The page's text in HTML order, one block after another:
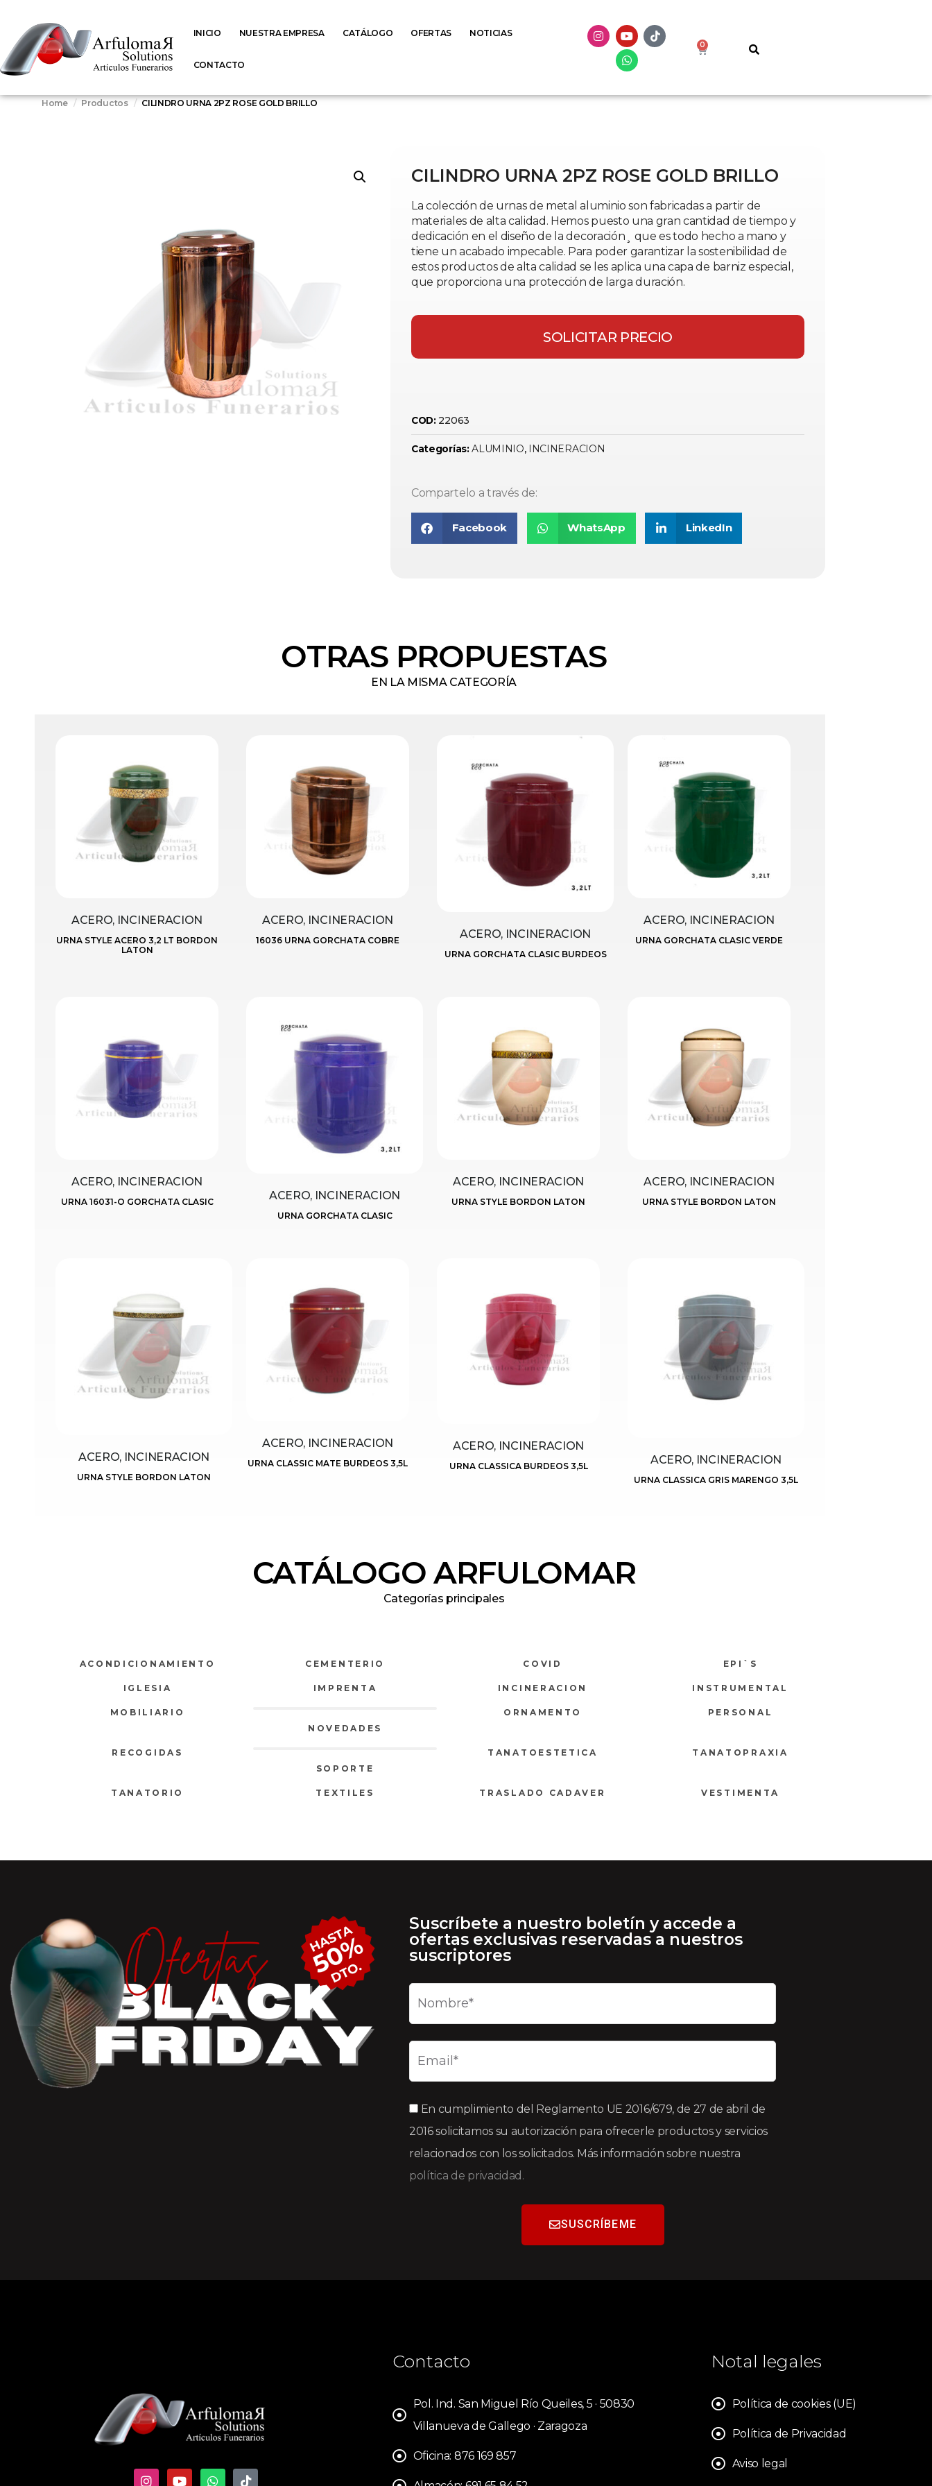
INICIO NUESTRA EMPRESA CATÁLOGO OFERTAS NOTICIAS
CONTACTO
0
Home Productos CILINDRO URNA 2PZ ROSE GOLD BRILLO
CILINDRO URNA 2PZ ROSE GOLD BRILLO
La colección de urnas de metal aluminio son fabricadas a partir de
materiales de alta calidad. Hemos puesto una gran cantidad de tiempo y
dedicación en el diseño de la decoración¸ que es todo hecho a mano y
tiene un acabado impecable. Para poder garantizar la sostenibilidad de
estos productos de alta calidad se les aplica una capa de barniz especial,
que proporciona una protección de larga duración.
SOLICITAR PRECIO
COD: 22063
Categorías:ALUMINIO, INCINERACION
Compartelo a través de:
Facebook WhatsApp LinkedIn
OTRAS PROPUESTAS
EN LA MISMA CATEGORÍA
ACERO, INCINERACION
URNA STYLE ACERO 3,2 LT BORDON
LATON
ACERO, INCINERACION
16036 URNA GORCHATA COBRE ACERO, INCINERACION
URNA GORCHATA CLASIC BURDEOS
ACERO, INCINERACION
URNA GORCHATA CLASIC VERDE
ACERO, INCINERACION
URNA 16031-O GORCHATA CLASIC ACERO, INCINERACION
URNA GORCHATA CLASIC
ACERO, INCINERACION
URNA STYLE BORDON LATON
ACERO, INCINERACION
URNA STYLE BORDON LATON
ACERO, INCINERACION
URNA STYLE BORDON LATON
ACERO, INCINERACION
URNA CLASSIC MATE BURDEOS 3,5L
ACERO, INCINERACION
URNA CLASSICA BURDEOS 3,5L ACERO, INCINERACION
URNA CLASSICA GRIS MARENGO 3,5L
CATÁLOGO ARFULOMAR
Categorías principales
ACONDICIONAMIENTO CEMENTERIO COVID EPI`S
IGLESIA IMPRENTA INCINERACION INSTRUMENTAL
MOBILIARIO
NOVEDADES
ORNAMENTO PERSONAL
RECOGIDAS
SOPORTE
TANATOESTETICA TANATOPRAXIA
TANATORIO TEXTILES TRASLADO CADAVER VESTIMENTA
Suscríbete a nuestro boletín y accede a
ofertas exclusivas reservadas a nuestros
suscriptores
En cumplimiento del Reglamento UE 2016/679, de 27 de abril de
2016 solicitamos su autorización para ofrecerle productos y servicios
relacionados con los solicitados. Más información sobre nuestra
política de privacidad.
SUSCRÍBEME
Contacto
Pol. Ind. San Miguel Río Queiles, 5 · 50830
Villanueva de Gallego · Zaragoza
Oficina: 876 169 857
Notal legales
Política de cookies (UE)
Política de Privacidad
Aviso legal